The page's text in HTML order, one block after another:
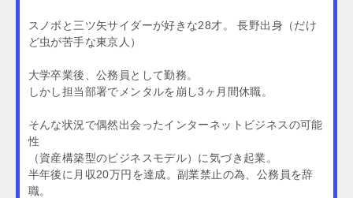
スノボと三ツ矢サイダーが好きな28才。 長野出身（だけ
ど虫が苦手な東京人）
大学卒業後、公務員として勤務。
しかし担当部署でメンタルを崩し3ヶ月間休職。
そんな状況で偶然出会ったインターネットビジネスの可能
性
（資産構築型のビジネスモデル）に気づき起業。
半年後に月収20万円を達成。副業禁止の為、公務員を辞
職。